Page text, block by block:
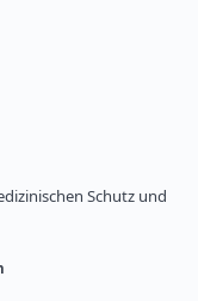
Schutz und